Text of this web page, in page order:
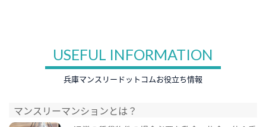
USEFUL INFORMATION
兵庫マンスリードットコムお役立ち情報
マンスリーマンションとは？